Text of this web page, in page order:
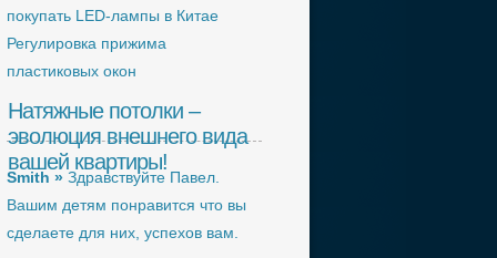
покупать LED-лампы в Китае
Регулировка прижима
пластиковых окон
Натяжные потолки –
эволюция внешнего вида
вашей квартиры!
Smith » Здравствуйте Павел.
Вашим детям понравится что вы
сделаете для них, успехов вам.